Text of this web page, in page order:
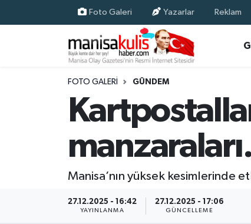
Foto Galeri Yazarlar Reklam
FOTO GALERI GÜNDEM
Manisa’nın yüksek kesimlerinde
27.12.2025 - 16:42
YAYINLANMA
27.12.2025 - 17:06
GÜNCELLEME
Yunusemre Nöbetçi Eczaneler
Yunusemre Hava Durumu
Yunusemre Trafik Yoğunluk Haritası